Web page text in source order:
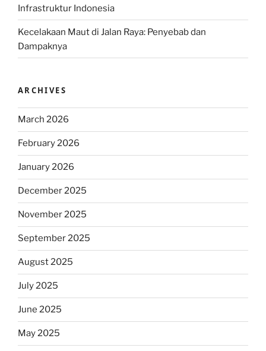
Infrastruktur Indonesia
Kecelakaan Maut di Jalan Raya: Penyebab dan
Dampaknya
ARCHIVES
March 2026
February 2026
January 2026
December 2025
November 2025
September 2025
August 2025
July 2025
June 2025
May 2025